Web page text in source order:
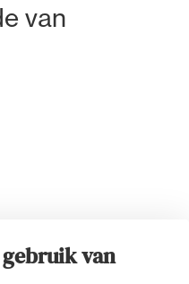
van
van
advocatenpas tot